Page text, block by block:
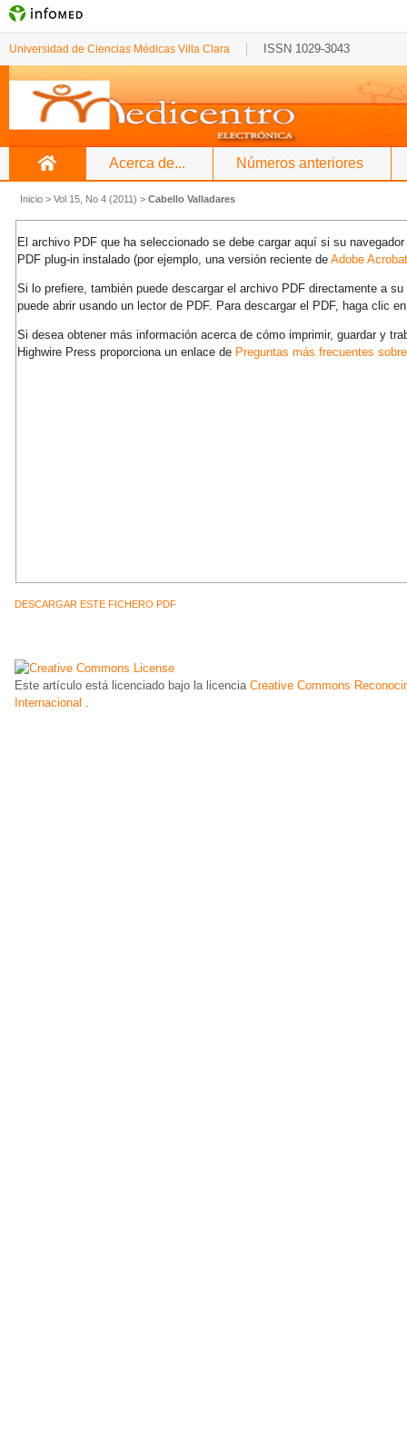
Universidad de Ciencias Médicas Villa Clara ISSN 1029-3043
Acerca de... Números anteriores
Inicio > Vol 15, No 4 (2011) > Cabello Valladares
El archivo PDF que ha seleccionado se debe cargar aquí si su
PDF plug-in instalado (por ejemplo, una versión reciente de Adobe
Si lo prefiere, también puede descargar el archivo PDF directamente a su
puede abrir usando un lector de PDF. Para descargar el PDF, haga clic
Si desea obtener más información acerca de cómo imprimir, guardar y
Highwire Press proporciona un enlace de Preguntas más frecuentes
DESCARGAR ESTE FICHERO PDF
Este artículo está licenciado bajo la licencia Creative Commons
Internacional .